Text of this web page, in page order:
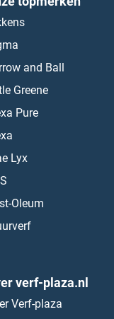
and Ball
Greene
Pure
Lyx
Oleum
verf-plaza.nl
Verf-plaza